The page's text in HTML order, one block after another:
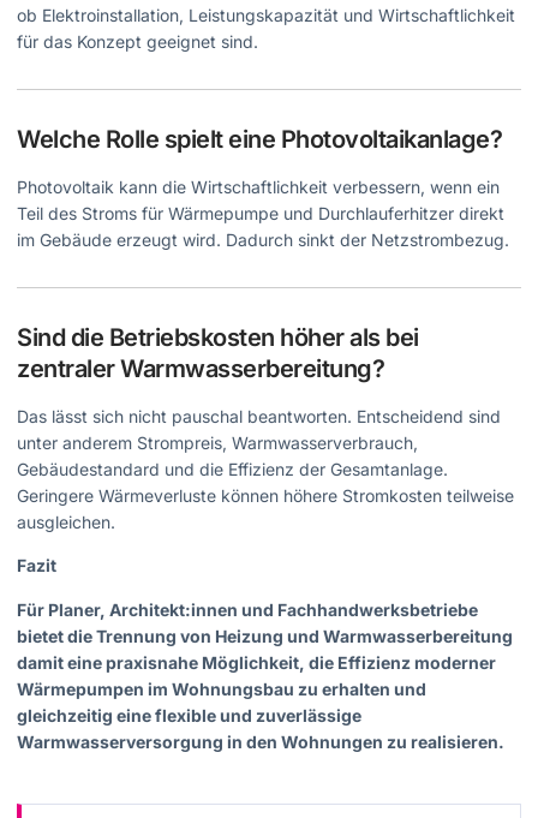
ob Elektroinstallation, Leistungskapazität und Wirtschaftlichkeit
für das Konzept geeignet sind.
Welche Rolle spielt eine Photovoltaikanlage?
Photovoltaik kann die Wirtschaftlichkeit verbessern, wenn ein
Teil des Stroms für Wärmepumpe und Durchlauferhitzer direkt
im Gebäude erzeugt wird. Dadurch sinkt der Netzstrombezug.
Sind die Betriebskosten höher als bei
zentraler Warmwasserbereitung?
Das lässt sich nicht pauschal beantworten. Entscheidend sind
unter anderem Strompreis, Warmwasserverbrauch,
Gebäudestandard und die Effizienz der Gesamtanlage.
Geringere Wärmeverluste können höhere Stromkosten teilweise
ausgleichen.
Fazit
Für Planer, Architekt:innen und Fachhandwerksbetriebe
bietet die Trennung von Heizung und Warmwasserbereitung
damit eine praxisnahe Möglichkeit, die Effizienz moderner
Wärmepumpen im Wohnungsbau zu erhalten und
gleichzeitig eine flexible und zuverlässige
Warmwasserversorgung in den Wohnungen zu realisieren.